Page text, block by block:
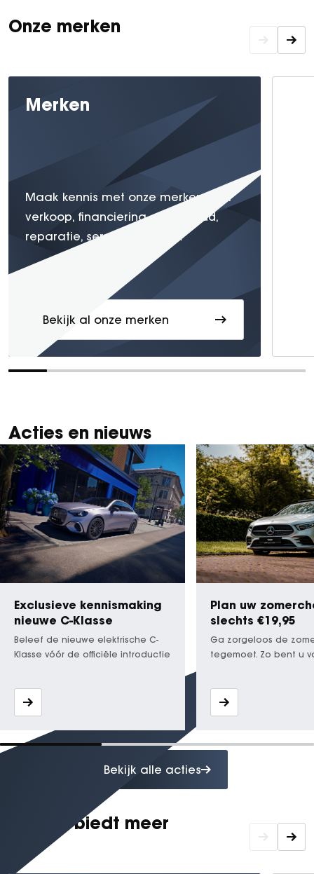
Onze merken
Merken
Maak kennis met onze merken voor
verkoop, financiering, onderhoud,
reparatie, service en meer.
Bekijk al onze merken
Acties en nieuws
Exclusieve kennismaking
nieuwe C-Klasse
Beleef de nieuwe elektrische C-
Klasse vóór de officiële introductie
Plan uw
slechts €19,95
Ga zorgeloos de
tegemoet. Zo bent u
Bekijk alle acties
Gomes biedt meer